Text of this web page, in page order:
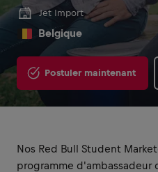
Jet Import
Belgique
Postuler maintenant
Nos Red Bull Student
programme